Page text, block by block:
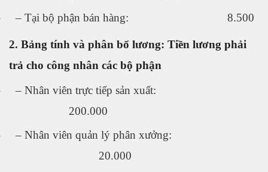
– Tại bộ phận bán hàng: 8.500
2. Bảng tính và phân bổ lương: Tiền lương phải
trả cho công nhân các bộ phận
– Nhân viên trực tiếp sản xuất:
200.000
– Nhân viên quản lý phân xưởng:
20.000